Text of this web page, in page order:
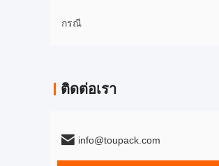
กรณี
ติดต่อเรา
info@toupack.com